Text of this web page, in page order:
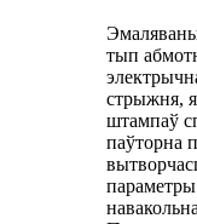
тып
стрыжня,
штампаў
паўторна
параметры